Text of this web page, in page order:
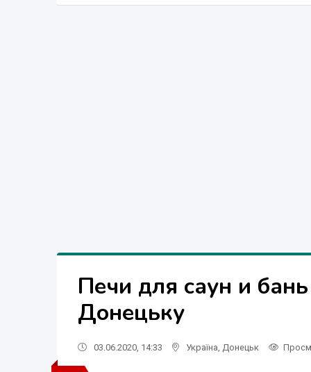
Печи для саун и
Донецьку
03.06.2020, 14:33 Україна Донецьк